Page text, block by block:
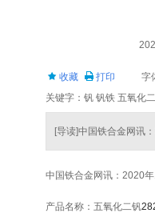
收藏 打印 字
关键字：钒 钒铁 五氧化
[导读]中国铁合金网讯
中国铁合金网讯：2020
产品名称：五氧化二钒